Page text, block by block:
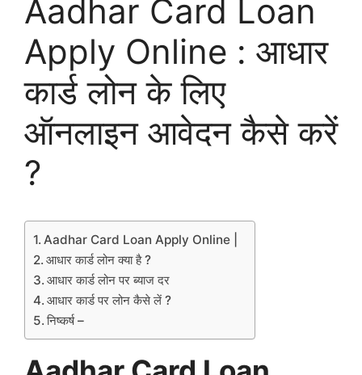
Aadhar Card Loan
Apply Online : आधार
कार्ड लोन के लिए
ऑनलाइन आवेदन कैसे करें
?
Aadhar Card Loan Apply Online |
आधार कार्ड लोन क्या है ?
आधार कार्ड लोन पर ब्याज दर
आधार कार्ड पर लोन कैसे लें ?
निष्कर्ष –